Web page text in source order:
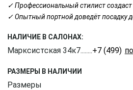
✓ Профессиональный стилист создаст
✓ Опытный портной доведёт посадку
НАЛИЧИЕ В САЛОНАХ:
Марксистская 34к7........+7 (499)
РАЗМЕРЫ В НАЛИЧИИ
Размеры